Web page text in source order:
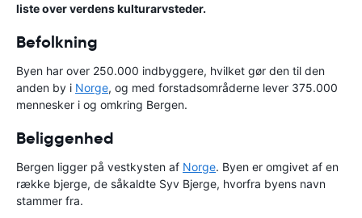
liste over verdens kulturarvsteder.
Befolkning
Byen har over 250.000 indbyggere, hvilket gør den til den
anden by i Norge, og med forstadsområderne lever 375.000
mennesker i og omkring Bergen.
Beliggenhed
Bergen ligger på vestkysten af Norge. Byen er omgivet af en
række bjerge, de såkaldte Syv Bjerge, hvorfra byens navn
stammer fra.